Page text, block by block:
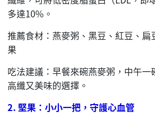
多達10%。
推薦食材：燕麥粥、黑豆、紅豆、扁
果
吃法建議：早餐來碗燕麥粥，中午一
高纖又美味的選擇。
2. 堅果：小小一把，守護心血管